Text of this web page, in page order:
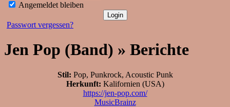
Angemeldet bleiben
Passwort vergessen?
Jen Pop (Band) » Berichte
Stil: Pop, Punkrock, Acoustic Punk
Herkunft: Kalifornien (USA)
https://jen-pop.com/
MusicBrainz